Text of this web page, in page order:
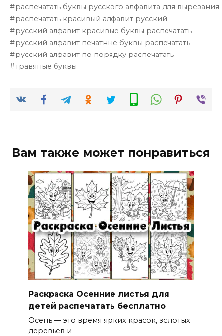
распечатать буквы русского алфавита для вырезания
распечатать красивый алфавит русский
русский алфавит красивые буквы распечатать
русский алфавит печатные буквы распечатать
русский алфавит по порядку распечатать
травяные буквы
Вам также может понравиться
Раскраска Осенние листья для
детей распечатать бесплатно
Осень — это время ярких красок, золотых
деревьев и